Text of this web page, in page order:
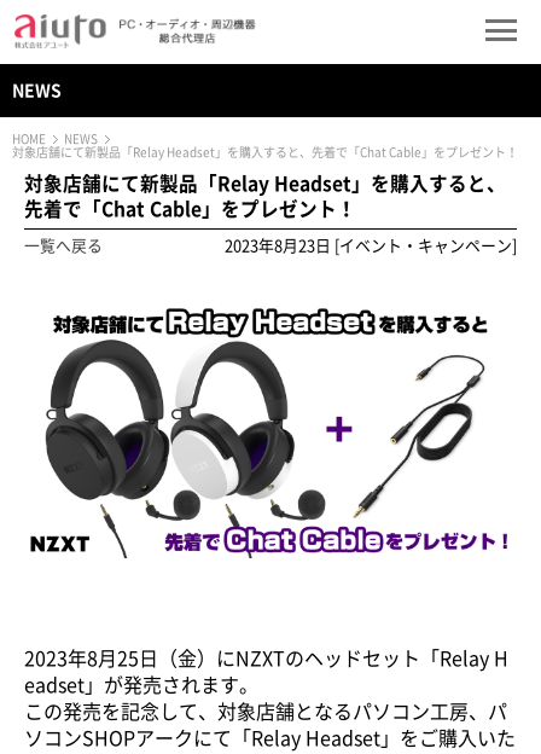
NEWS
HOME
NEWS
対象店舗にて新製品「Relay Headset」を購入すると、先着で「Chat Cable」をプレゼント！
対象店舗にて新製品「Relay Headset」を購入すると、
先着で「Chat Cable」をプレゼント！
一覧へ戻る 2023年8月23日 [イベント・キャンペーン]
2023年8月25日（金）にNZXTのヘッドセット「Relay H
eadset」が発売されます。
この発売を記念して、対象店舗となるパソコン工房、パ
ソコンSHOPアークにて「Relay Headset」をご購入いた